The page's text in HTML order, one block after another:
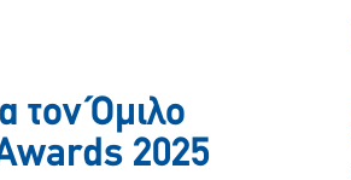
τον Όμιλο
2025